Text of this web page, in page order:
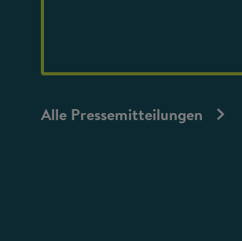
Alle Pressemitteilungen